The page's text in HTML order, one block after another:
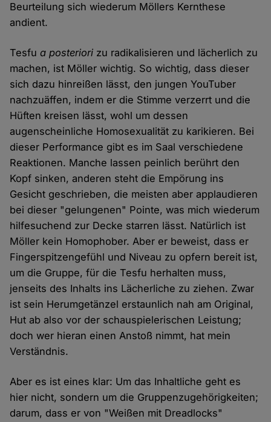
Beurteilung sich wiederum Möllers Kernthese
andient.
Tesfua posteriori zu radikalisieren und lächerlich zu
machen, ist Möller wichtig. So wichtig, dass dieser
sich dazu hinreißen lässt, den jungen YouTuber
nachzuäffen, indem er die Stimme verzerrt und die
Hüften kreisen lässt, wohl um dessen
augenscheinliche Homosexualität zu karikieren. Bei
dieser Performance gibt es im Saal verschiedene
Reaktionen. Manche lassen peinlich berührt den
Kopf sinken, anderen steht die Empörung ins
Gesicht geschrieben, die meisten aber applaudieren
bei dieser "gelungenen" Pointe, was mich wiederum
hilfesuchend zur Decke starren lässt. Natürlich ist
Möller kein Homophober. Aber er beweist, dass er
Fingerspitzengefühl und Niveau zu opfern bereit ist,
um die Gruppe, für die Tesfu herhalten muss,
jenseits des Inhalts ins Lächerliche zu ziehen. Zwar
ist sein Herumgetänzel erstaunlich nah am Original,
Hut ab also vor der schauspielerischen Leistung;
doch wer hieran einen Anstoß nimmt, hat mein
Verständnis.
Aber es ist eines klar: Um das Inhaltliche geht es
hier nicht, sondern um die Gruppenzugehörigkeiten;
darum, dass er von "Weißen mit Dreadlocks"